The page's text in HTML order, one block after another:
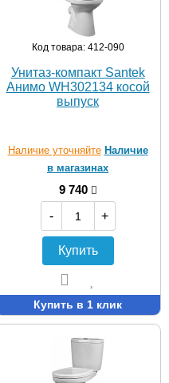
Код товара: 412-090
Унитаз-компакт Santek
Анимо WH302134 косой
выпуск
Наличие уточняйте Наличие
в магазинах
9 740
-
+
Купить
Купить в 1 клик